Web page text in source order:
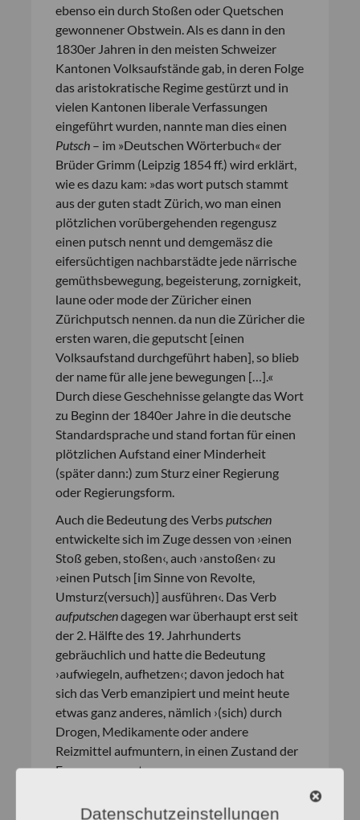
ebenso ein durch Stoßen oder Quetschen
gewonnener Obstwein. Als es dann in den
1830er Jahren in den meisten Schweizer
Kantonen Volksaufstände gab, in deren Folge
das aristokratische Regime gestürzt und in
vielen Kantonen liberale Verfassungen
eingeführt wurden, nannte man dies einen
Putsch – im »Deutschen Wörterbuch« der
Brüder Grimm (Leipzig 1854 ff.) wird erklärt,
wie es dazu kam: »das wort putsch stammt
aus der guten stadt Zürich, wo man einen
plötzlichen vorübergehenden regengusz
einen putsch nennt und demgemäsz die
eifersüchtigen nachbarstädte jede närrische
gemüthsbewegung, begeisterung, zornigkeit,
laune oder mode der Züricher einen
Zürichputsch nennen. da nun die Züricher die
ersten waren, die geputscht [einen
Volksaufstand durchgeführt haben], so blieb
der name für alle jene bewegungen […].«
Durch diese Geschehnisse gelangte das Wort
zu Beginn der 1840er Jahre in die deutsche
Standardsprache und stand fortan für einen
plötzlichen Aufstand einer Minderheit
(später dann:) zum Sturz einer Regierung
oder Regierungsform.
Auch die Bedeutung des Verbs putschen
entwickelte sich im Zuge dessen von ›einen
Stoß geben, stoßen‹, auch ›anstoßen‹ zu
›einen Putsch [im Sinne von Revolte,
Umsturz(versuch)] ausführen‹. Das Verb
aufputschendagegen war überhaupt erst seit
der 2. Hälfte des 19. Jahrhunderts
gebräuchlich und hatte die Bedeutung
›aufwiegeln, aufhetzen‹; davon jedoch hat
sich das Verb emanzipiert und meint heute
etwas ganz anderes, nämlich ›(sich) durch
Drogen, Medikamente oder andere
Reizmittel aufmuntern, in einen Zustand der
Erregung versetzen‹.
Nomen agentisPutscher, der ›Aufständler‹,
Datenschutzeinstellungen